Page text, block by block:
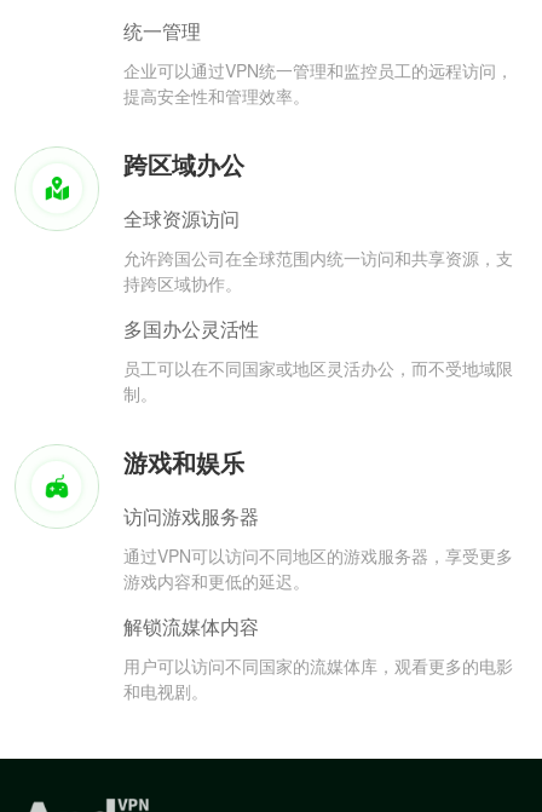
统一管理
企业可以通过VPN统一管理和监控员工的远程访问，
提高安全性和管理效率。
跨区域办公
全球资源访问
允许跨国公司在全球范围内统一访问和共享资源，支
持跨区域协作。
多国办公灵活性
员工可以在不同国家或地区灵活办公，而不受地域限
制。
游戏和娱乐
访问游戏服务器
通过VPN可以访问不同地区的游戏服务器，享受更多
游戏内容和更低的延迟。
解锁流媒体内容
用户可以访问不同国家的流媒体库，观看更多的电影
和电视剧。